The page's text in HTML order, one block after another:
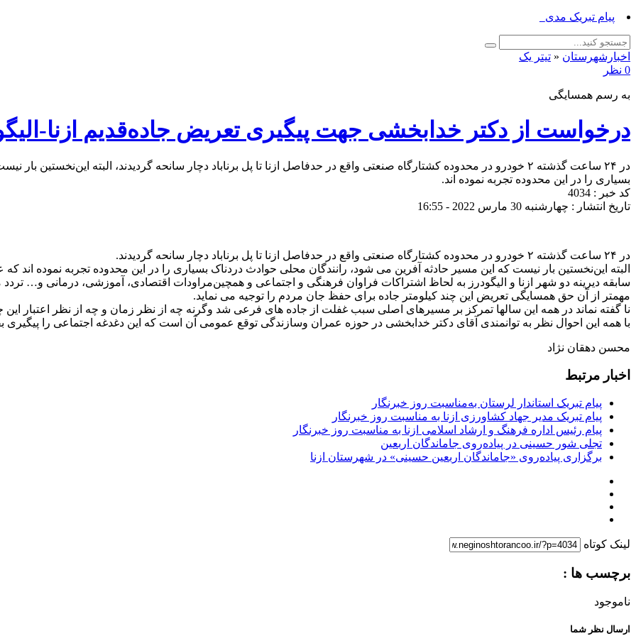
پیام تبریک مدیر جهاد کشاورزی_
اخبارشهرستان « تیتر یک
0 نظر
به رسم همسایگی
درخواست از دکتر خدابخشی جهت پیگیری تعریض جاده‌‌قدیم ازنا-
در ۲۴ ساعت گذشته ۲ خودرو در محدوده کشتارگاه صنعتی واقع در حدفاصل ازنا تا پل برناباد دچار سانحه گردیدند، البته
بسیاری را در این محدوده تجربه نموده اند.
کد خبر : 4034
تاریخ انتشار : چهارشنبه 30 مارس 2022 - 16:55
در ۲۴ ساعت گذشته ۲ خودرو در محدوده کشتارگاه صنعتی واقع در حدفاصل ازنا تا پل برناباد دچار سانحه گردیدند.
البته این‌نخستین بار نیست که این‌ مسیر حادثه آفرین می شود، رانندگان محلی حوادث دردناک بسیاری را در این محدوده تجربه نموده اند
سابقه دیرینه دو شهر ازنا و الیگودرز به لحاظ اشتراکات فراوان فرهنگی و اجتماعی و همچین‌مراودات اقتصادی، آموزشی، درمانی و…
مهمتر از آن حق همسایگی تعریض این چند کیلومتر جاده برای حفظ جان مردم را توجیه می نماید.
نا گفته نماند در همه این سالها تمرکز بر مسیرهای اصلی سبب غفلت از جاده های فرعی شد وگرنه چه از نظر زمان و چه از نظر اعتبار این
با همه این احوال نظر به توانمندی آقای دکتر خدابخشی در حوزه عمران وسازندگی توقع عمومی آن است که این‌ دغدغه اجتماعی را پیگیری
محسن دهقان نژاد
اخبار مرتبط
پیام تبریک استاندار لرستان به‌مناسبت روز خبرنگار
پیام تبریک مدیر جهاد کشاورزی ازنا به مناسبت روز خبرنگار
پیام رئیس اداره فرهنگ و ارشاد اسلامی ازنا به مناسبت روز خبرنگار
تجلی شور حسینی در پیاده‌روی جاماندگان اربعین
برگزاری پیاده‌روی «جاماندگان اربعین حسینی» در شهرستان ازنا
لینک کوتاه
برچسب ها :
ناموجود
ارسال نظر شما